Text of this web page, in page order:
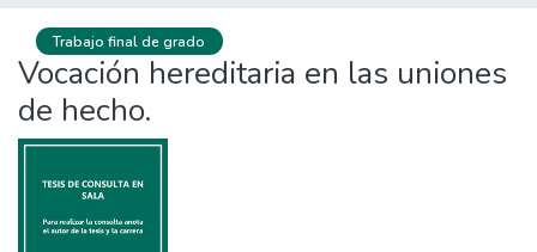
Trabajo final de grado
Vocación hereditaria en las uniones
de hecho.